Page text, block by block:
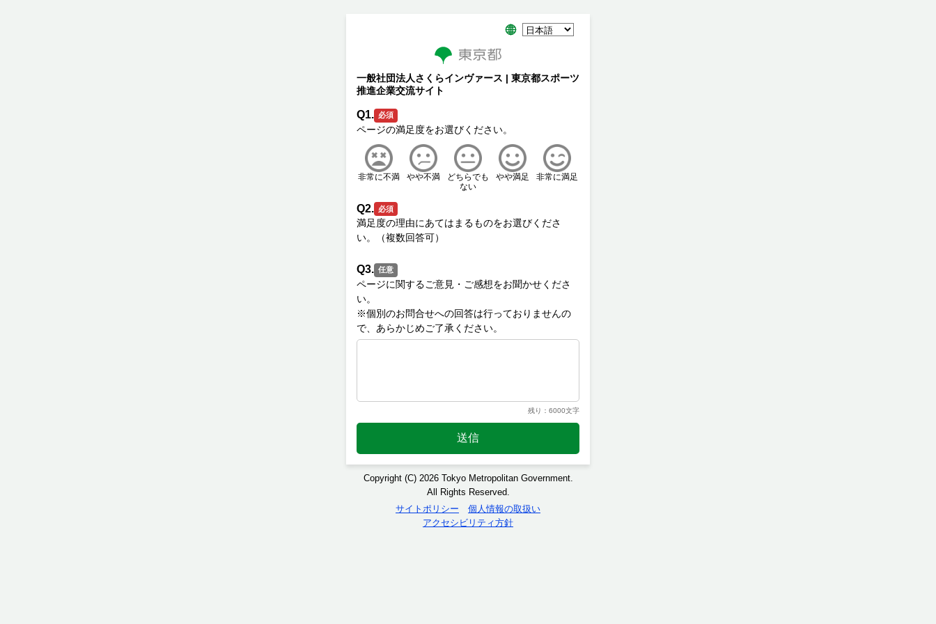
一般社団法人さくらインヴァース | 東京都スポーツ
推進企業交流サイト
Q1. 必須
非常に不満 やや不満
どちらでも
ない
やや満足 非常に満足
Q2. 必須
満足度の理由にあてはまるものをお選びくださ
Q3. 任意
ページに関するご意見・ご感想をお聞かせくださ
い。
※個別のお問合せへの回答は行っておりませんの
残り：6000文字
送信
Copyright (C) 2026 Tokyo Metropolitan Government.
All Rights Reserved.
サイトポリシー
個人情報の取扱い
アクセシビリティ方針